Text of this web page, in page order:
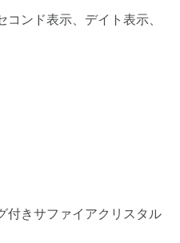
ンド表示、デイト表示、
付きサファイアクリスタル